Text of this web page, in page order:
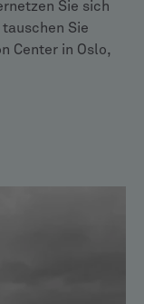
Sie sich
Sie
Center in Oslo,